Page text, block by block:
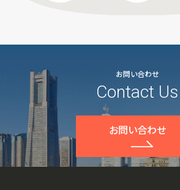
お問い合わせ
Contact Us
お問い合わせ